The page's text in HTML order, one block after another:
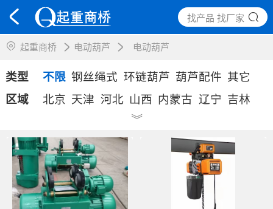
找产品 找厂家
起重商桥 电动葫芦 电动葫芦
类型 不限 钢丝绳式 环链葫芦 葫芦配件 其它
区域
北京 天津 河北 山西 内蒙古 辽宁 吉林
江苏
山东
河南 湖北 广西 海南
重庆 四川 贵州 陕西 甘肃
青海 宁夏 新疆
》